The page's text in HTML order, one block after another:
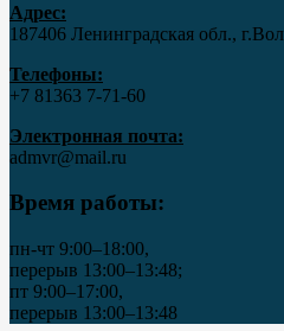
Адрес:
187406 Ленинградская обл.,
Телефоны:
+7 81363 7‑71-60
Электронная почта:
admvr@mail.ru
Время работы:
пн-чт 9:00–18:00,
перерыв 13:00–13:48;
пт 9:00–17:00,
перерыв 13:00–13:48